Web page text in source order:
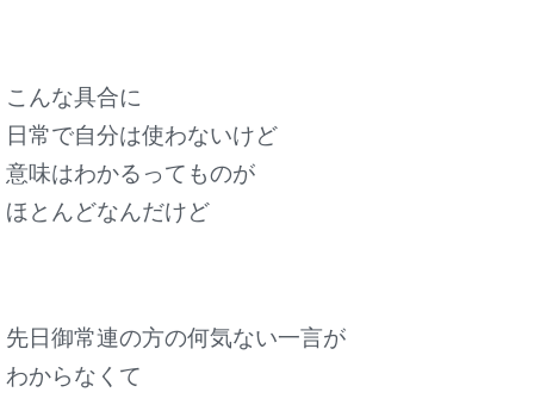
こんな具合に
日常で自分は使わないけど
意味はわかるってものが
ほとんどなんだけど
先日御常連の方の何気ない一言が
わからなくて